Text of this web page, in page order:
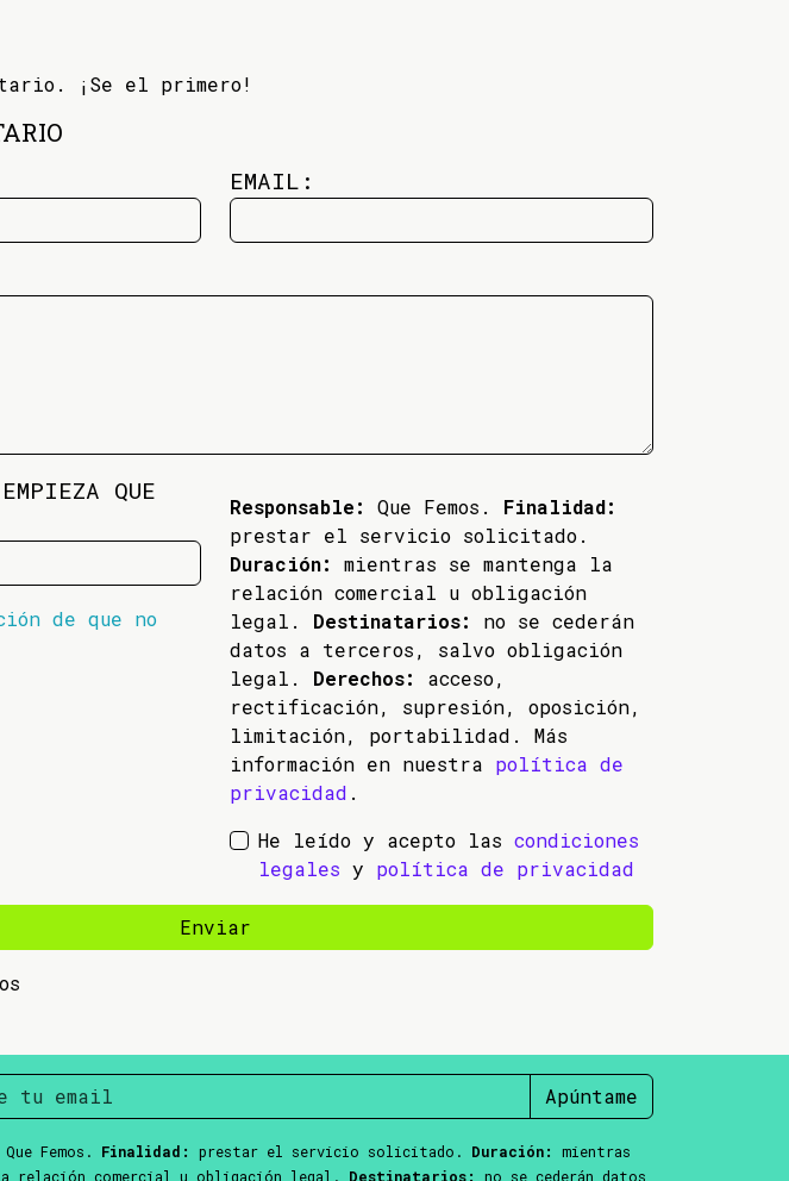
¡Se el primero!
EMAIL:
QUE
de que no
Responsable: Que Femos. Finalidad:
prestar el servicio solicitado.
Duración:
mientras se mantenga la
relación comercial u obligación
legal. Destinatarios:
no se cederán
datos a terceros, salvo obligación
legal. Derechos:
acceso,
rectificación, supresión, oposición,
limitación, portabilidad. Más
información en nuestra política de
privacidad .
He leído y acepto las condiciones
legales y política de privacidad
Enviar
Apúntame
Que Femos. Finalidad: prestar el servicio solicitado. Duración:
mientras
la relación comercial u obligación legal. Destinatarios: no se cederán datos